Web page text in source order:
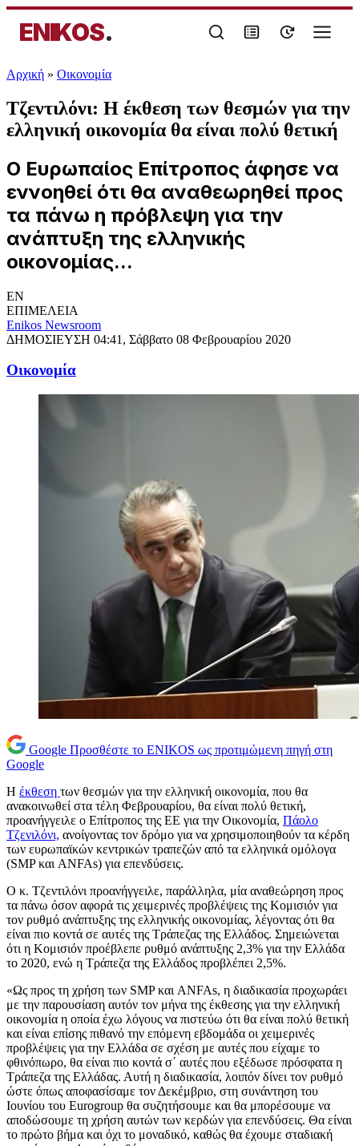
ENIKOS.
Αρχική » Oικονομία
Τζεντιλόνι: Η έκθεση των θεσμών για την
ελληνική οικονομία θα είναι πολύ θετική
Ο Ευρωπαίος Επίτροπος άφησε να
εννοηθεί ότι θα αναθεωρηθεί προς
τα πάνω η πρόβλεψη για την
ανάπτυξη της ελληνικής
οικονομίας...
EN
ΕΠΙΜΕΛΕΙΑ
Enikos Newsroom
ΔΗΜΟΣΙΕΥΣΗ 04:41, Σάββατο 08 Φεβρουαρίου 2020
Oικονομία
Google Προσθέστε το ENIKOS ως προτιμώμενη πηγή στη
Google
Η έκθεση των θεσμών για την ελληνική οικονομία, που θα
ανακοινωθεί στα τέλη Φεβρουαρίου, θα είναι πολύ θετική,
προανήγγειλε ο Επίτροπος της ΕΕ για την Οικονομία, Πάολο
Τζενιλόνι, ανοίγοντας τον δρόμο για να χρησιμοποιηθούν τα κέρδη
των ευρωπαϊκών κεντρικών τραπεζών από τα ελληνικά ομόλογα
(SMP και ANFAs) για επενδύσεις.
Ο κ. Τζεντιλόνι προανήγγειλε, παράλληλα, μία αναθεώρηση προς
τα πάνω όσον αφορά τις χειμερινές προβλέψεις της Κομισιόν για
τον ρυθμό ανάπτυξης της ελληνικής οικονομίας, λέγοντας ότι θα
είναι πιο κοντά σε αυτές της Τράπεζας της Ελλάδος. Σημειώνεται
ότι η Κομισιόν προέβλεπε ρυθμό ανάπτυξης 2,3% για την Ελλάδα
το 2020, ενώ η Τράπεζα της Ελλάδος προβλέπει 2,5%.
«Ως προς τη χρήση των SMP και ANFAs, η διαδικασία προχωράει
με την παρουσίαση αυτόν τον μήνα της έκθεσης για την ελληνική
οικονομία η οποία έχω λόγους να πιστεύω ότι θα είναι πολύ θετική
και είναι επίσης πιθανό την επόμενη εβδομάδα οι χειμερινές
προβλέψεις για την Ελλάδα σε σχέση με αυτές που είχαμε το
φθινόπωρο, θα είναι πιο κοντά σ΄ αυτές που εξέδωσε πρόσφατα η
Τράπεζα της Ελλάδας. Αυτή η διαδικασία, λοιπόν δίνει τον ρυθμό
ώστε όπως αποφασίσαμε τον Δεκέμβριο, στη συνάντηση του
Ιουνίου του Eurogroup θα συζητήσουμε και θα μπορέσουμε να
αποδώσουμε τη χρήση αυτών των κερδών για επενδύσεις. Θα είναι
το πρώτο βήμα και όχι το μοναδικό, καθώς θα έχουμε σταδιακή